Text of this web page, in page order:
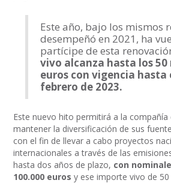
Este año, bajo los mismos
desempeñó en 2021, ha
partícipe de esta
vivo alcanza hasta los
euros con vigencia hasta
febrero de 2023.
Este nuevo hito permitirá a la compañía
mantener la diversificación de sus
con el fin de llevar a cabo proyectos
internacionales a través de las
hasta dos años de plazo, con
100.000 euros y ese importe vivo de